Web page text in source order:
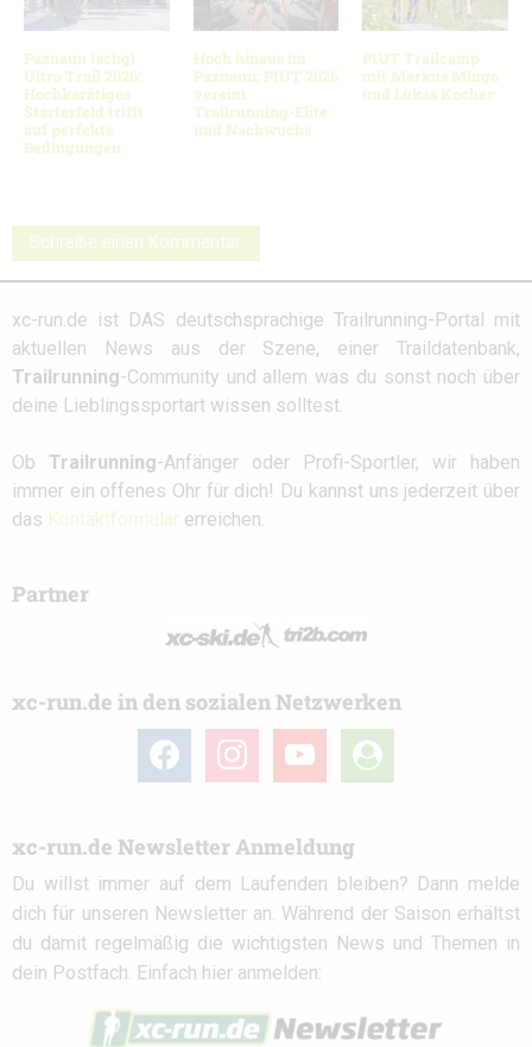
Paznaun Ischgl
Ultra Trail 2026:
Hochkarätiges
Starterfeld trifft
auf perfekte
Bedingungen
Hoch hinaus im
Paznaun: PIUT 2026
vereint
Trailrunning-Elite
und Nachwuchs
PIUT Trailcamp
mit Markus Mingo
und Lukas Kocher
Schreibe einen Kommentar
xc-run.de ist DAS deutschsprachige Trailrunning-Portal mit
aktuellen News aus der Szene, einer Traildatenbank,
Trailrunning-Community und allem was du sonst noch über
deine Lieblingssportart wissen solltest.
Ob Trailrunning-Anfänger oder Profi-Sportler, wir haben
immer ein offenes Ohr für dich! Du kannst uns jederzeit über
das Kontaktformular erreichen.
Partner
xc-run.de in den sozialen Netzwerken
facebook instagramyoutube
user-
circle
xc-run.de Newsletter Anmeldung
Du willst immer auf dem Laufenden bleiben? Dann melde
dich für unseren Newsletter an. Während der Saison erhältst
du damit regelmäßig die wichtigsten News und Themen in
dein Postfach. Einfach hier anmelden: